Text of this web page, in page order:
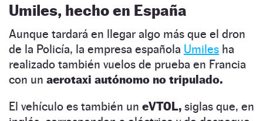
Umiles, hecho en España
Aunque tardará en llegar algo más que el dron
de la Policía, la empresa española Umiles ha
realizado también vuelos de prueba en Francia
con un aerotaxi autónomo no tripulado.
El vehículo es también un eVTOL, siglas que, en